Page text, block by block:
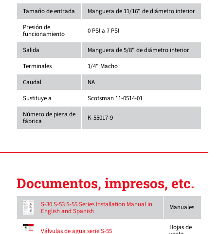
Tamaño de entrada
Manguera de 11/16" de diámetro interior
Presión de
funcionamiento 0 PSI a 7 PSI
Salida
Manguera de 5/8" de diámetro interior
Terminales
1/4" Macho
Caudal
NA
Sustituye a
Scotsman 11-0514-01
Número de pieza de
fábrica K-55017-9
Documentos, impresos, etc.
S-30 S-53 S-55 Series Installation Manual in
English and Spanish Manuales
Válvulas de agua serie S-55 Hojas de